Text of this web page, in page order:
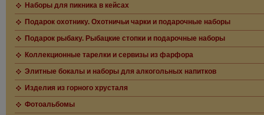
Наборы для пикника в кейсах
Подарок охотнику. Охотничьи чарки и подарочные наборы
Подарок рыбаку. Рыбацкие стопки и подарочные наборы
Коллекционные тарелки и сервизы из фарфора
Элитные бокалы и наборы для алкогольных напитков
Изделия из горного хрусталя
Фотоальбомы